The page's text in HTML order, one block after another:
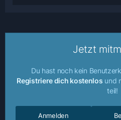
Jetzt
Du hast noch kein
Registriere dich kostenlos und
teil!
Anmelden